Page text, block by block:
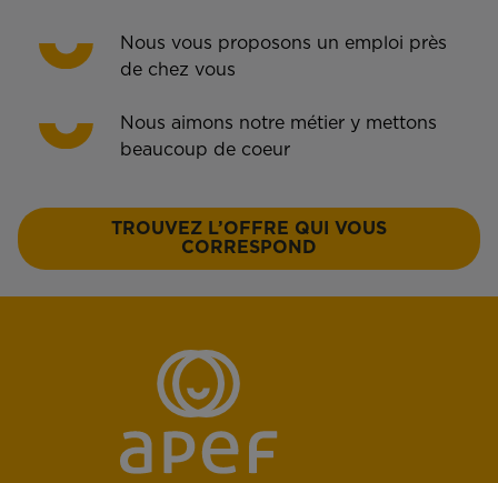
Nous vous proposons un emploi près
de chez vous
Nous aimons notre métier y mettons
beaucoup de coeur
TROUVEZ L’OFFRE QUI VOUS
CORRESPOND